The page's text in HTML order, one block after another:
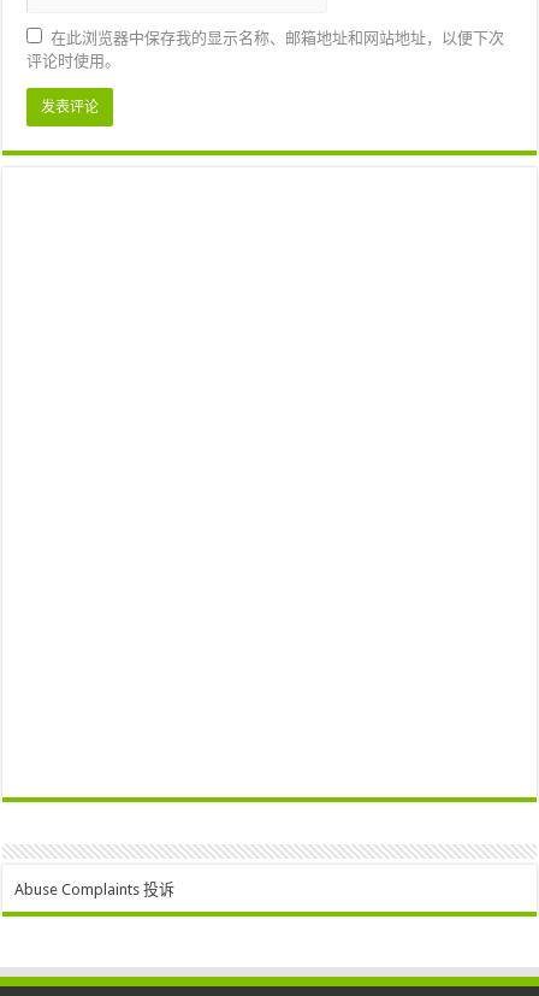
在此浏览器中保存我的显示名称、邮箱地址和网站地址，以便下次
评论时使用。
Abuse Complaints 投诉